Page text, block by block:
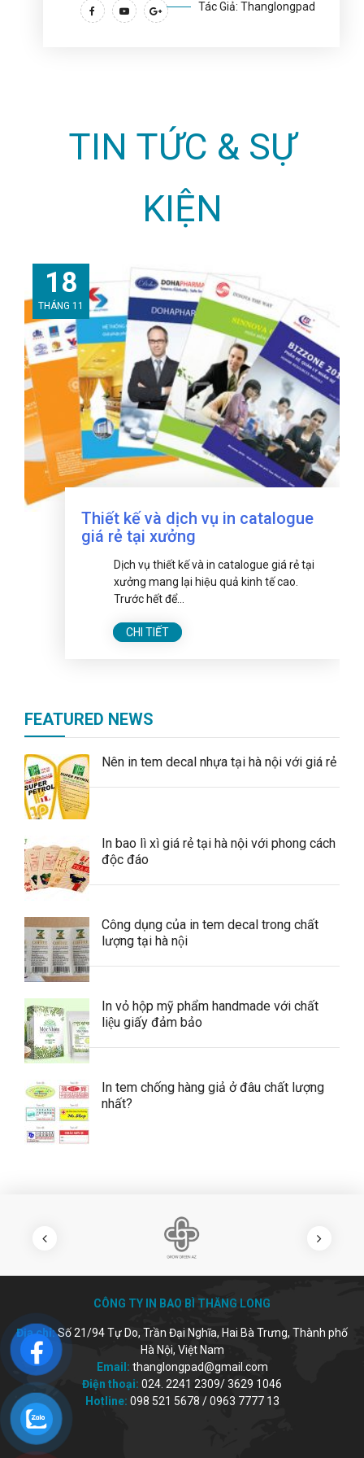
Tác Giả: Thanglongpad
TIN TỨC & SỰ
KIỆN
18
THÁNG 11
Thiết kế và dịch vụ in catalogue
giá rẻ tại xưởng
Dịch vụ thiết kế và in catalogue giá rẻ tại
xưởng mang lại hiệu quả kinh tế cao.
Trước hết để...
CHI TIẾT
FEATURED NEWS
Nên in tem decal nhựa tại hà nội với giá rẻ
In bao lì xì giá rẻ tại hà nội với phong cách
độc đáo
Công dụng của in tem decal trong chất
lượng tại hà nội
In vỏ hộp mỹ phẩm handmade với chất
liệu giấy đảm bảo
In tem chống hàng giả ở đâu chất lượng
nhất?
CÔNG TY IN BAO BÌ THĂNG LONG
Địa chỉ:Số 21/94 Tự Do, Trần Đại Nghĩa, Hai Bà Trưng, Thành phố
Hà Nội, Việt Nam
Email: thanglongpad@gmail.com
Điện thoại: 024. 2241 2309/ 3629 1046
Hotline: 098 521 5678 / 0963 7777 13